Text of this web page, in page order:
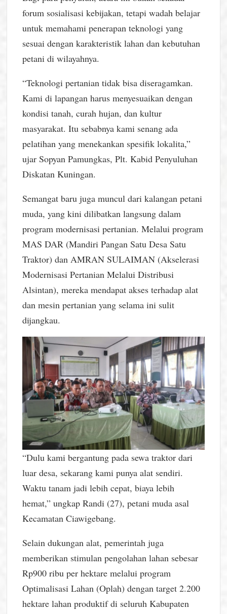
forum sosialisasi kebijakan, tetapi wadah belajar
untuk memahami penerapan teknologi yang
sesuai dengan karakteristik lahan dan kebutuhan
petani di wilayahnya.
“Teknologi pertanian tidak bisa diseragamkan.
Kami di lapangan harus menyesuaikan dengan
kondisi tanah, curah hujan, dan kultur
masyarakat. Itu sebabnya kami senang ada
pelatihan yang menekankan spesifik lokalita,”
ujar Sopyan Pamungkas, Plt. Kabid Penyuluhan
Diskatan Kuningan.
Semangat baru juga muncul dari kalangan petani
muda, yang kini dilibatkan langsung dalam
program modernisasi pertanian. Melalui program
MAS DAR (Mandiri Pangan Satu Desa Satu
Traktor) dan AMRAN SULAIMAN (Akselerasi
Modernisasi Pertanian Melalui Distribusi
Alsintan), mereka mendapat akses terhadap alat
dan mesin pertanian yang selama ini sulit
dijangkau.
“Dulu kami bergantung pada sewa traktor dari
luar desa, sekarang kami punya alat sendiri.
Waktu tanam jadi lebih cepat, biaya lebih
hemat,” ungkap Randi (27), petani muda asal
Kecamatan Ciawigebang.
Selain dukungan alat, pemerintah juga
memberikan stimulan pengolahan lahan sebesar
Rp900 ribu per hektare melalui program
Optimalisasi Lahan (Oplah) dengan target 2.200
hektare lahan produktif di seluruh Kabupaten